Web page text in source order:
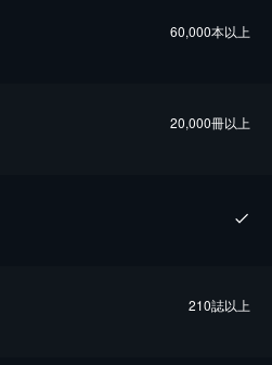
60,000本以上
20,000冊以上
210誌以上